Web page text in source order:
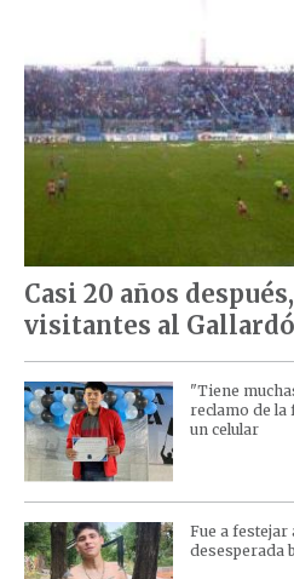
Casi 20 años
visitantes al
"Tiene
reclamo de la
un celular
Fue a festejar
desesperada